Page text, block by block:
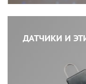
ДАТЧИКИ И